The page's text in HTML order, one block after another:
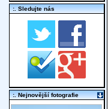
:. Sledujte nás
:. Nejnovější fotografie